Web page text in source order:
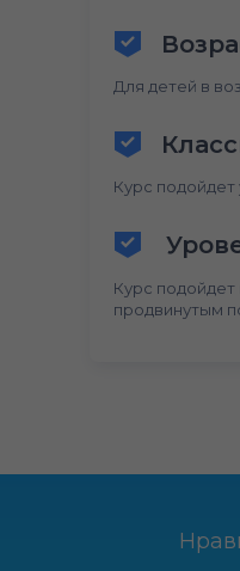
Для детей в
Курс подойдет
продвинутым
Курс подойдет